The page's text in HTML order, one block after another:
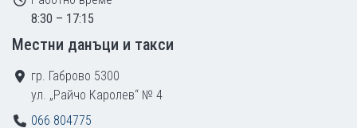
8:30 – 17:15
Местни данъци и такси
гр. Габрово 5300
ул. „Райчо Каролев“ № 4
066 804775